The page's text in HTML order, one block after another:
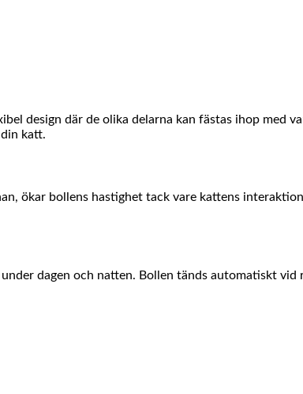
design där de olika delarna kan fästas ihop med
katt.
ökar bollens hastighet tack vare kattens
dagen och natten. Bollen tänds automatiskt